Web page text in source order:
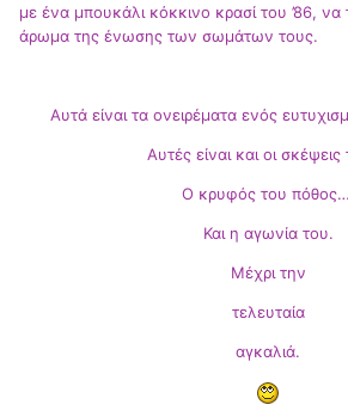
με ένα μπουκάλι κόκκινο κρασί του ’86, να
άρωμα της ένωσης των σωμάτων τους.
Αυτά είναι τα ονειρέματα ενός
Αυτές είναι και οι
Ο κρυφός του
Και η αγωνία του.
Μέχρι την
τελευταία
αγκαλιά.